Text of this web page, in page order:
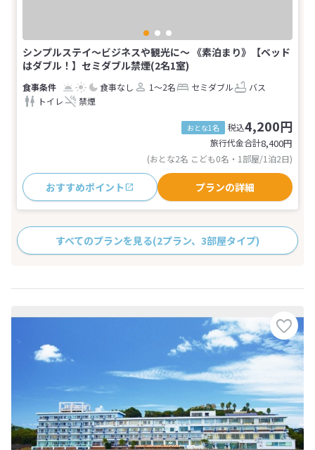
シンプルステイ～ビジネスや観光に～ 《素泊まり》【ベッド
はダブル！】セミダブル禁煙(2名1室)
食事なし 1～2名 セミダブル
バス
トイレ
禁煙
おとな1名 税込4,200円
旅行代金合計8,400円
(おとな2名 こども0名・1部屋/1泊2日)
おすすめポイント プランの詳細
すべてのプランを見る(2プラン、3部屋タイプ)